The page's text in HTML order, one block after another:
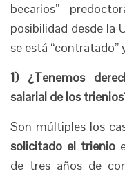
becarios”
posibilidad desde la
se está “contratado”
1) ¿Tenemos
salarial de los
Son múltiples los
solicitado el trienio
de tres años de